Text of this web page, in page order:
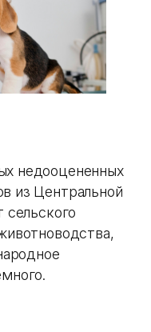
недооцененных
из Центральной
сельского